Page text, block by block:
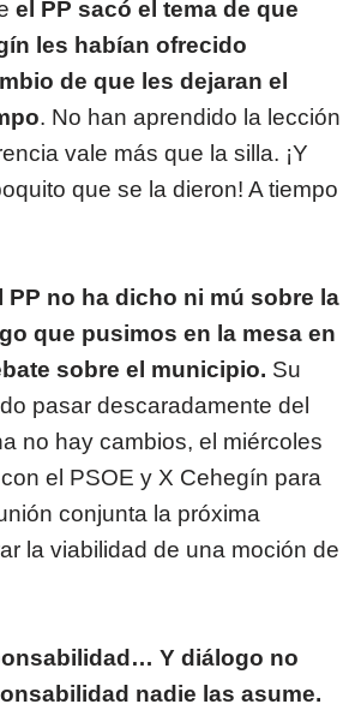
el PP sacó el tema de que
les habían ofrecido
de que les dejaran el
. No han aprendido la lección
vale más que la silla. ¡Y
que se la dieron! A tiempo
PP no ha dicho ni mú sobre la
que pusimos en la mesa en
sobre el municipio. Su
pasar descaradamente del
no hay cambios, el miércoles
el PSOE y X Cehegín para
conjunta la próxima
la viabilidad de una moción de
Y diálogo no
nadie las asume.